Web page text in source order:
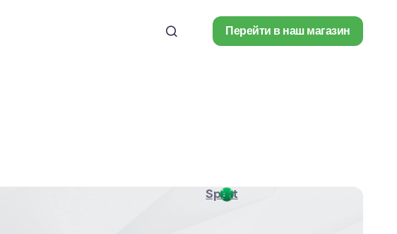
Перейти в наш магазин
Sport